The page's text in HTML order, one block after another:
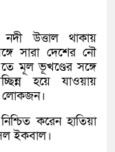
উত্তাল থাকায়
সারা দেশের নৌ
মূল ভূখণ্ডের সঙ্গে
হয়ে যাওয়ায়
লোকজন।
করেন হাতিয়া
ইকবাল।